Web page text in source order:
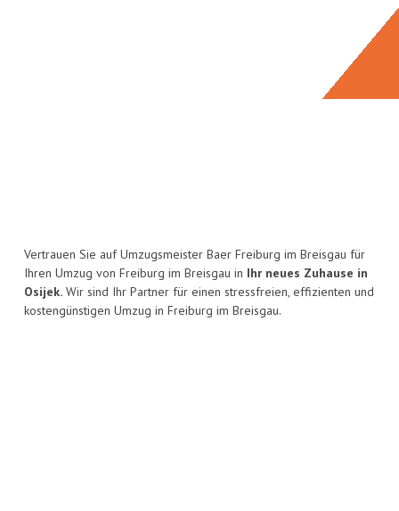
Vertrauen Sie auf Umzugsmeister Baer Freiburg im Breisgau für
Ihren Umzug von Freiburg im Breisgau in Ihr neues Zuhause in
Osijek. Wir sind Ihr Partner für einen stressfreien, effizienten und
kostengünstigen Umzug in Freiburg im Breisgau.